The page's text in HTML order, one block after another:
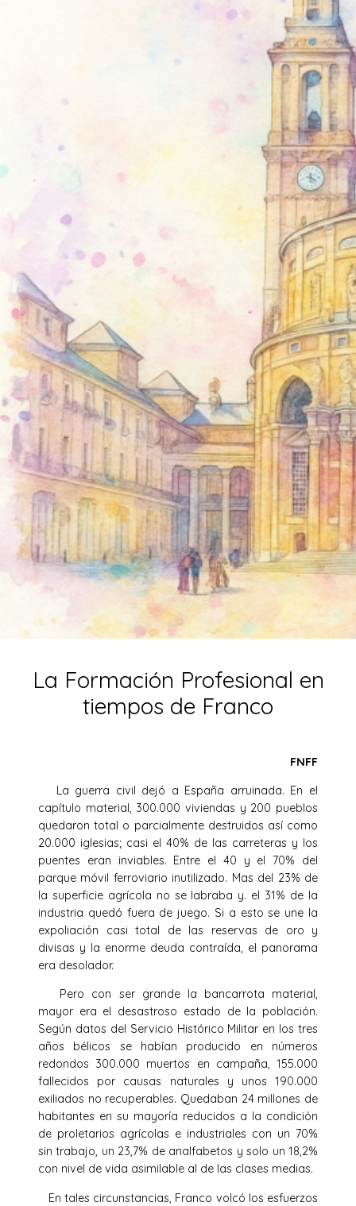
La Formación Profesional en
tiempos de Franco
FNFF
La guerra civil dejó a España arruinada. En el
capítulo material, 300.000 viviendas y 200 pueblos
quedaron total o parcialmente destruidos así como
20.000 iglesias; casi el 40% de las carreteras y los
puentes eran inviables. Entre el 40 y el 70% del
parque móvil ferroviario inutilizado. Mas del 23% de
la superficie agrícola no se labraba y. el 31% de la
industria quedó fuera de juego. Si a esto se une la
expoliación casi total de las reservas de oro y
divisas y la enorme deuda contraída, el panorama
era desolador.
Pero con ser grande la bancarrota material,
mayor era el desastroso estado de la población.
Según datos del Servicio Histórico Militar en los tres
años bélicos se habían producido en números
redondos 300.000 muertos en campaña, 155.000
fallecidos por causas naturales y unos 190.000
exiliados no recuperables. Quedaban 24 millones de
habitantes en su mayoría reducidos a la condición
de proletarios agrícolas e industriales con un 70%
sin trabajo, un 23,7% de analfabetos y solo un 18,2%
con nivel de vida asimilable al de las clases medias.
En tales circunstancias, Franco volcó los esfuerzos